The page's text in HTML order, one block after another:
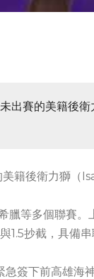
出賽的美籍後
籍後衛力獅（
臘等多個聯賽
抄截，具備串
簽下前高雄海